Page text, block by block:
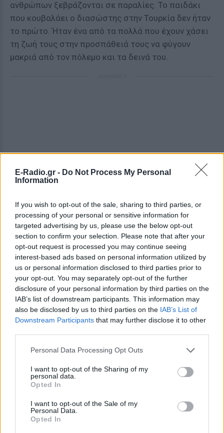
E-Radio.gr - Do Not Process My Personal
Information
If you wish to opt-out of the sale, sharing to third parties, or
processing of your personal or sensitive information for
targeted advertising by us, please use the below opt-out
section to confirm your selection. Please note that after your
opt-out request is processed you may continue seeing
interest-based ads based on personal information utilized by
us or personal information disclosed to third parties prior to
your opt-out. You may separately opt-out of the further
disclosure of your personal information by third parties on the
IAB’s list of downstream participants. This information may
also be disclosed by us to third parties on the IAB’s List of
Downstream Participants that may further disclose it to other
Personal Data Processing Opt Outs
I want to opt-out of the Sharing of my
personal data.
Opted In
I want to opt-out of the Sale of my
Personal Data.
Opted In
ανθρώπων ξεβράζονται σε παραλίες. Το παιδάκι
που κουβαλάει ο διασώστης στην Τουρκία δεν ήταν
το πρώτο. Ήταν ένα από τα πολλά που έχουν χάσει
τη ζωή τους στην προσπάθειά τους να φύγουν
μακριά από τον πόλεμο και τα δεινά του.
Αν και αργά, αν και χρειάστηκε να βγει στην
κρίσης που έχει προκύψει, ο παγκόσμιος Τύπος
«ξύπνησε» και καλεί επιτακτικά πλέον τον κόσμο
και ιδιαίτερα την Ευρώπη, να ασχοληθεί σοβαρά,
αντιμετωπίσει το μείζον θέμα, το οποίο ξεπερνά
κάθε νοσηρή φαντασία.